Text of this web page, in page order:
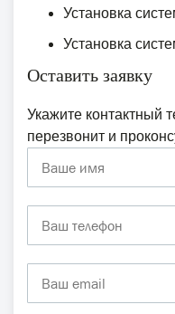
Установка
Установка
Оставить заявку
Укажите контактный
перезвонит и